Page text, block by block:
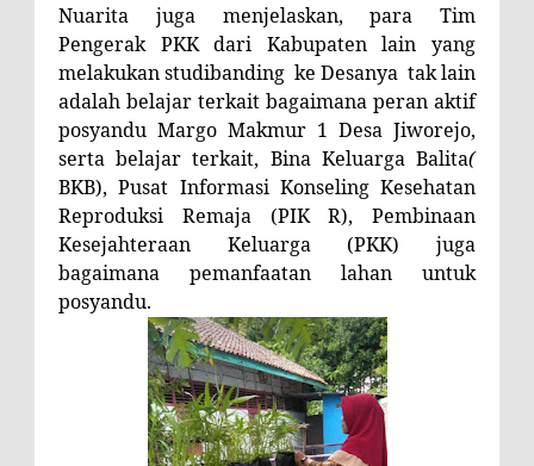
Nuarita juga menjelaskan, para Tim
Pengerak PKK dari Kabupaten lain yang
melakukan studibanding ke Desanya tak lain
adalah belajar terkait bagaimana peran aktif
posyandu Margo Makmur 1 Desa Jiworejo,
serta belajar terkait, Bina Keluarga Balita(
BKB), Pusat Informasi Konseling Kesehatan
Reproduksi Remaja (PIK R), Pembinaan
Kesejahteraan Keluarga (PKK) juga
bagaimana pemanfaatan lahan untuk
posyandu.